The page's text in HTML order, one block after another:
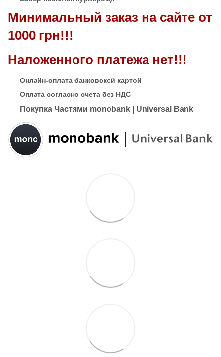
Минимальный заказ на сайте от
1000 грн!!!
Наложенного платежа нет!!!
Онлайн-оплата банковской картой
Оплата согласно счета без НДС
Покупка Частями monobank | Universal Bank